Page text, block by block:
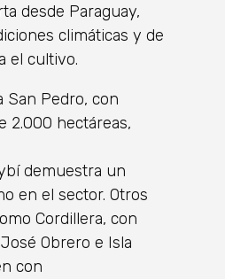
desde Paraguay,
climáticas y de
el cultivo.
San Pedro, con
2.000 hectáreas,
demuestra un
en el sector. Otros
Cordillera, con
Obrero e Isla
con